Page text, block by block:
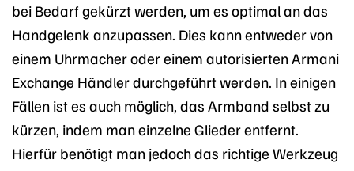
bei Bedarf gekürzt werden, um es optimal an das
Handgelenk anzupassen. Dies kann entweder von
einem Uhrmacher oder einem autorisierten Armani
Exchange Händler durchgeführt werden. In einigen
Fällen ist es auch möglich, das Armband selbst zu
kürzen, indem man einzelne Glieder entfernt.
Hierfür benötigt man jedoch das richtige Werkzeug